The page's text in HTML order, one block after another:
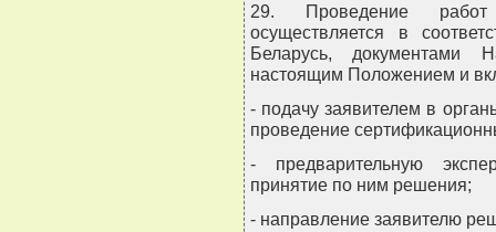
29. Проведение работ
осуществляется в
Беларусь, документами
настоящим Положением и
- подачу заявителем в
проведение
- предварительную
принятие по ним решения;
- направление заявителю